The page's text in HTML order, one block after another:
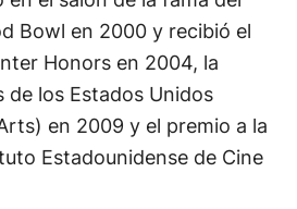
Bowl en 2000 y recibió el
Honors en 2004, la
de los Estados Unidos
en 2009 y el premio a la
Estadounidense de Cine